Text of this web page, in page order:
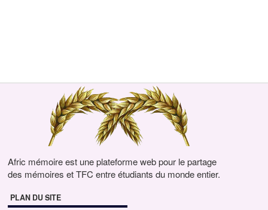
Afric mémoire est une plateforme web pour le partage
des mémoires et TFC entre étudiants du monde entier.
PLAN DU SITE